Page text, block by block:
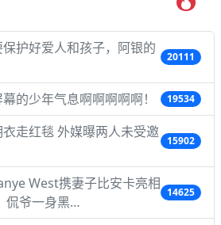
护好爱人和孩子，阿银的
20111
的少年气息啊啊啊啊啊！ 19534
走红毯 外媒曝两人未受邀
15902
West携妻子比安卡亮相
侃爷一身黑…
14625